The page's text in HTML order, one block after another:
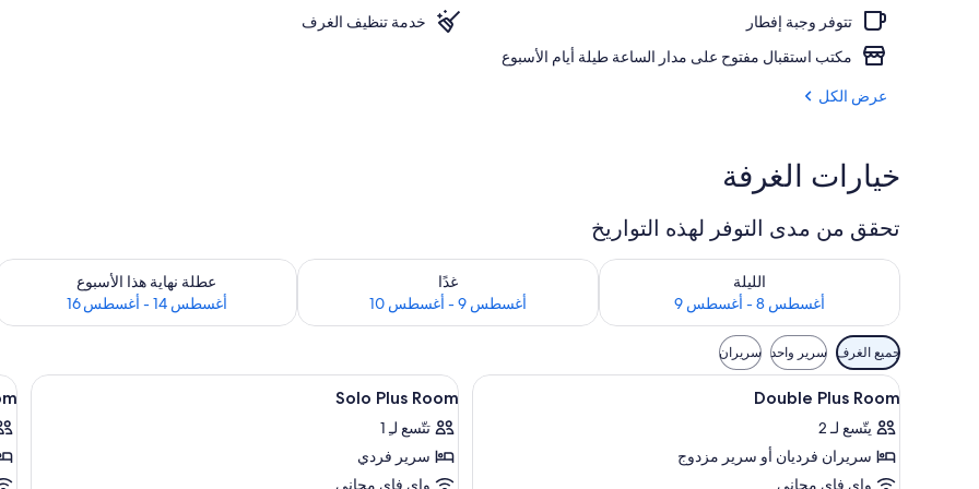
تتوفر وجبة إفطار
خدمة تنظيف الغرف
مكتب استقبال مفتوح على مدار الساعة طيلة أيام الأسبوع
عرض الكل
خيارات الغرفة
تحقق من مدى التوفر لهذه التواريخ
الليلة
أغسطس 8 - أغسطس 9
تحقق من مدى التوفر لليلة للفترة أغسطس 8 - أغسطس 9
غدًا
أغسطس 9 - أغسطس 10
تحقق من مدى التوفر لغد للفترة أغسطس 9 - أغسطس 10
عطلة نهاية هذا الأسبوع
أغسطس 14 - أغسطس 16
تحقق من مدى التوفر لعطلة نهاية هذا الأسبوع
عوامل
التصفية
المتاحة
جميع الغرف سرير واحد سريران
استعراض
جميع
صور
Double
مكتب وتجهيزات عازلة للصوت وواي فاي مجانًا وملاءات أسرّة
4
Double Plus Room
يتّسع لـ 2
سريران فرديان‫‬ أو سرير مزدوج
واي فاي مجاني
استعراض
جميع
صور
Solo
تجهيزات دش، مستلزمات مجانية للعناية
2
Solo Plus Room
تتّسع لـِ 1
سرير فردي
واي فاي مجاني